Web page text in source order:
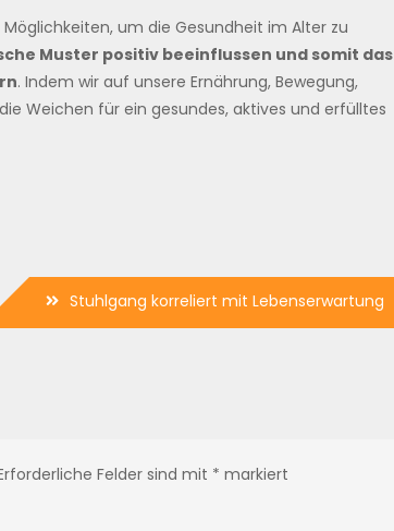
um die Gesundheit im Alter zu
Muster positiv beeinflussen und somit das
. Indem wir auf unsere Ernährung, Bewegung,
Weichen für ein gesundes, aktives und erfülltes
Stuhlgang korreliert mit Lebenserwartung
Felder sind mit * markiert